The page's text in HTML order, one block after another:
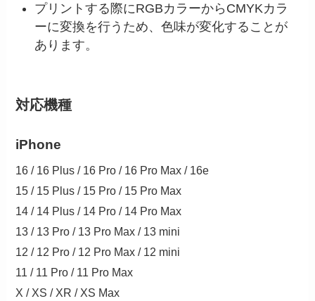
プリントする際にRGBカラーからCMYKカラ
ーに変換を行うため、色味が変化することが
あります。
対応機種
iPhone
16 / 16 Plus / 16 Pro / 16 Pro Max / 16e
15 / 15 Plus / 15 Pro / 15 Pro Max
14 / 14 Plus / 14 Pro / 14 Pro Max
13 / 13 Pro / 13 Pro Max / 13 mini
12 / 12 Pro / 12 Pro Max / 12 mini
11 / 11 Pro / 11 Pro Max
X / XS / XR / XS Max